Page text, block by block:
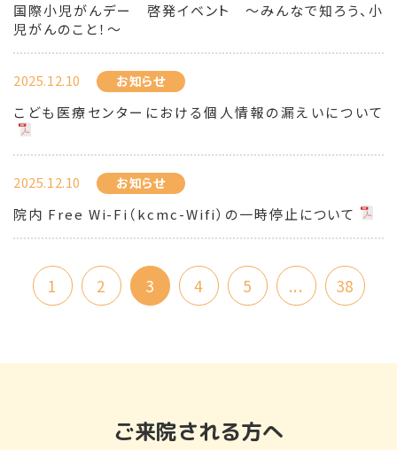
国際小児がんデー 啓発イベント ～みんなで知ろう、小
児がんのこと！～
2025.12.10 お知らせ
こども医療センターにおける個人情報の漏えいについて
2025.12.10 お知らせ
院内 Free Wi-Fi（kcmc-Wifi）の一時停止について
1 2 3 4 5 ... 38
ご来院される方へ